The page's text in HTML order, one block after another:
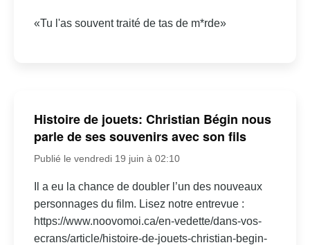
«Tu l'as souvent traité de tas de m*rde»
Histoire de jouets: Christian Bégin nous
parle de ses souvenirs avec son fils
Publié le vendredi 19 juin à 02:10
Il a eu la chance de doubler l’un des nouveaux
personnages du film. Lisez notre entrevue :
https://www.noovomoi.ca/en-vedette/dans-vos-
ecrans/article/histoire-de-jouets-christian-begin-